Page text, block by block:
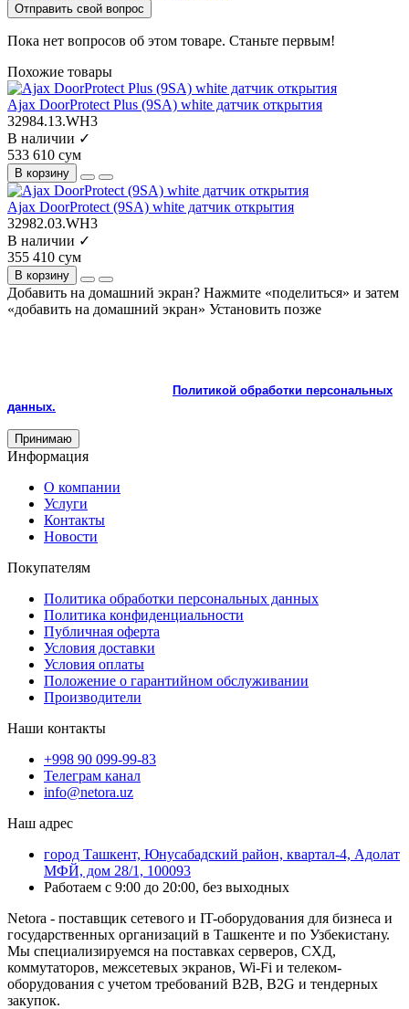
Отправить свой вопрос
Пока нет вопросов об этом товаре. Станьте первым!
Похожие товары
Ajax DoorProtect Plus (9SA) white датчик открытия
32984.13.WH3
В наличии ✓
533 610 сум
В корзину
Ajax DoorProtect (9SA) white датчик открытия
32982.03.WH3
В наличии ✓
355 410 сум
В корзину
Добавить на домашний экран? Нажмите «поделиться» и затем
«добавить на домашний экран» Установить позже
Политикой обработки персональных
данных.
Принимаю
Информация
О компании
Услуги
Контакты
Новости
Покупателям
Политика обработки персональных данных
Политика конфиденциальности
Публичная оферта
Условия доставки
Условия оплаты
Положение о гарантийном обслуживании
Производители
Наши контакты
+998 90 099-99-83
Телеграм канал
info@netora.uz
Наш адрес
город Ташкент, Юнусабадский район, квартал-4, Адолат
МФЙ, дом 28/1, 100093
Работаем с 9:00 до 20:00, без выходных
Netora - поставщик сетевого и IT-оборудования для бизнеса и
государственных организаций в Ташкенте и по Узбекистану.
Мы специализируемся на поставках серверов, СХД,
коммутаторов, межсетевых экранов, Wi-Fi и телеком-
оборудования с учетом требований B2B, B2G и тендерных
закупок.